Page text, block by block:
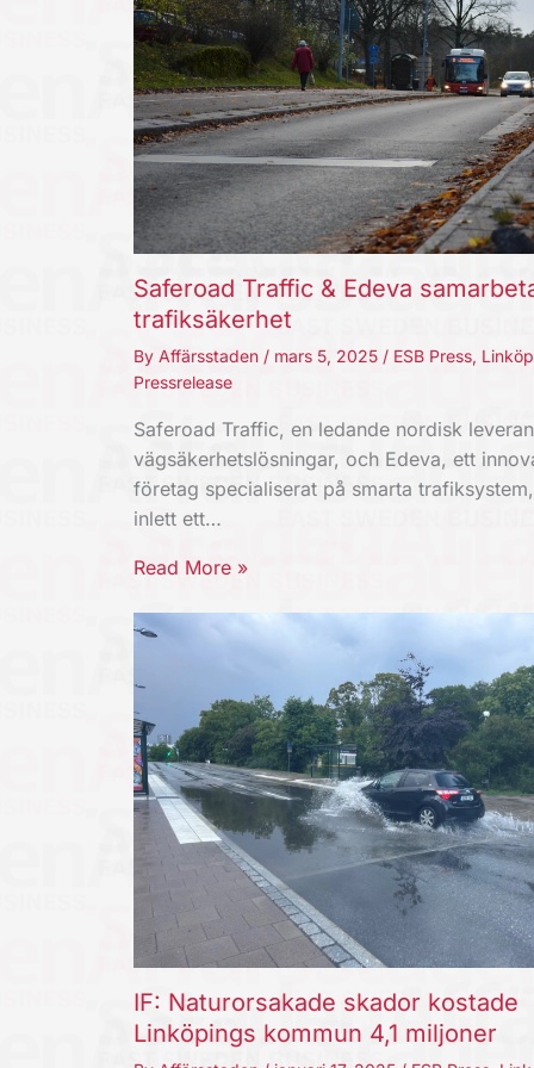
Saferoad Traffic & Edeva
trafiksäkerhet
By Affärsstaden / mars 5, 2025 / ESB Press,
Pressrelease
Saferoad Traffic, en ledande nordisk
vägsäkerhetslösningar, och Edeva, ett
företag specialiserat på smarta
inlett ett…
Read More »
IF: Naturorsakade skador kostade
Linköpings kommun 4,1 miljoner